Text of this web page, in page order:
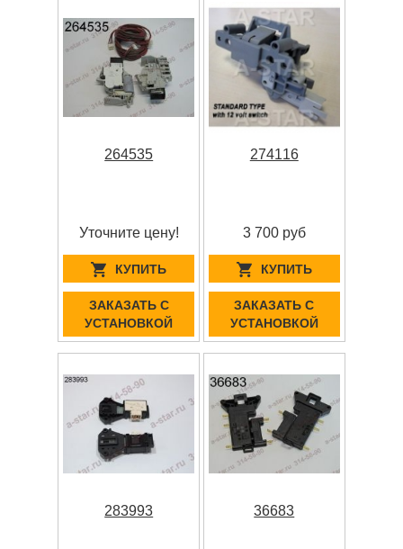
264535
Уточните цену!
КУПИТЬ
ЗАКАЗАТЬ С
УСТАНОВКОЙ
274116
3 700 руб
КУПИТЬ
ЗАКАЗАТЬ С
УСТАНОВКОЙ
283993 36683